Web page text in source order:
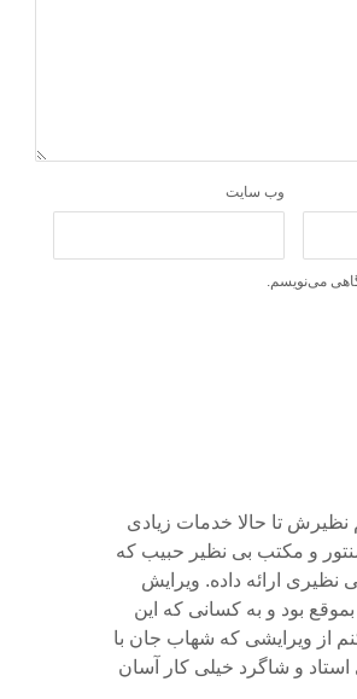
وب‌ سایت
می‌نویسم.
تا حالا خدمات زیادی
و مکتب بی نظیر حبیب که
نظیری ارائه داده. ویرایش
بود و به کسانی که این
از ویرایشی که شهاب جان با
استاد و شاگرد خیلی کار آسان